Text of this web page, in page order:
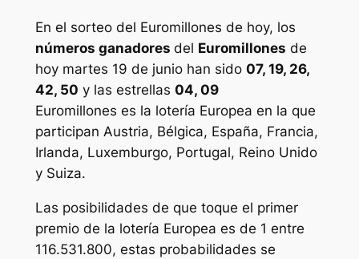
En el sorteo del Euromillones de hoy, los
números ganadores del Euromillones de
hoy martes 19 de junio han sido 07, 19, 26,
42, 50 y las estrellas 04, 09
Euromillones es la lotería Europea en la que
participan Austria, Bélgica, España, Francia,
Irlanda, Luxemburgo, Portugal, Reino Unido
y Suiza.
Las posibilidades de que toque el primer
premio de la lotería Europea es de 1 entre
116.531.800, estas probabilidades se